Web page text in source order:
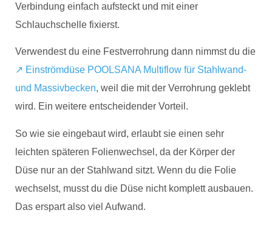
Verbindung einfach aufsteckt und mit einer
Schlauchschelle fixierst.
Verwendest du eine Festverrohrung dann nimmst du die
↗️ Einströmdüse POOLSANA Multiflow für Stahlwand-
und Massivbecken, weil die mit der Verrohrung geklebt
wird. Ein weitere entscheidender Vorteil.
So wie sie eingebaut wird, erlaubt sie einen sehr
leichten späteren Folienwechsel, da der Körper der
Düse nur an der Stahlwand sitzt. Wenn du die Folie
wechselst, musst du die Düse nicht komplett ausbauen.
Das erspart also viel Aufwand.